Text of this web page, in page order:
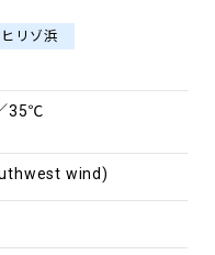
リゾ浜
35℃
wind)